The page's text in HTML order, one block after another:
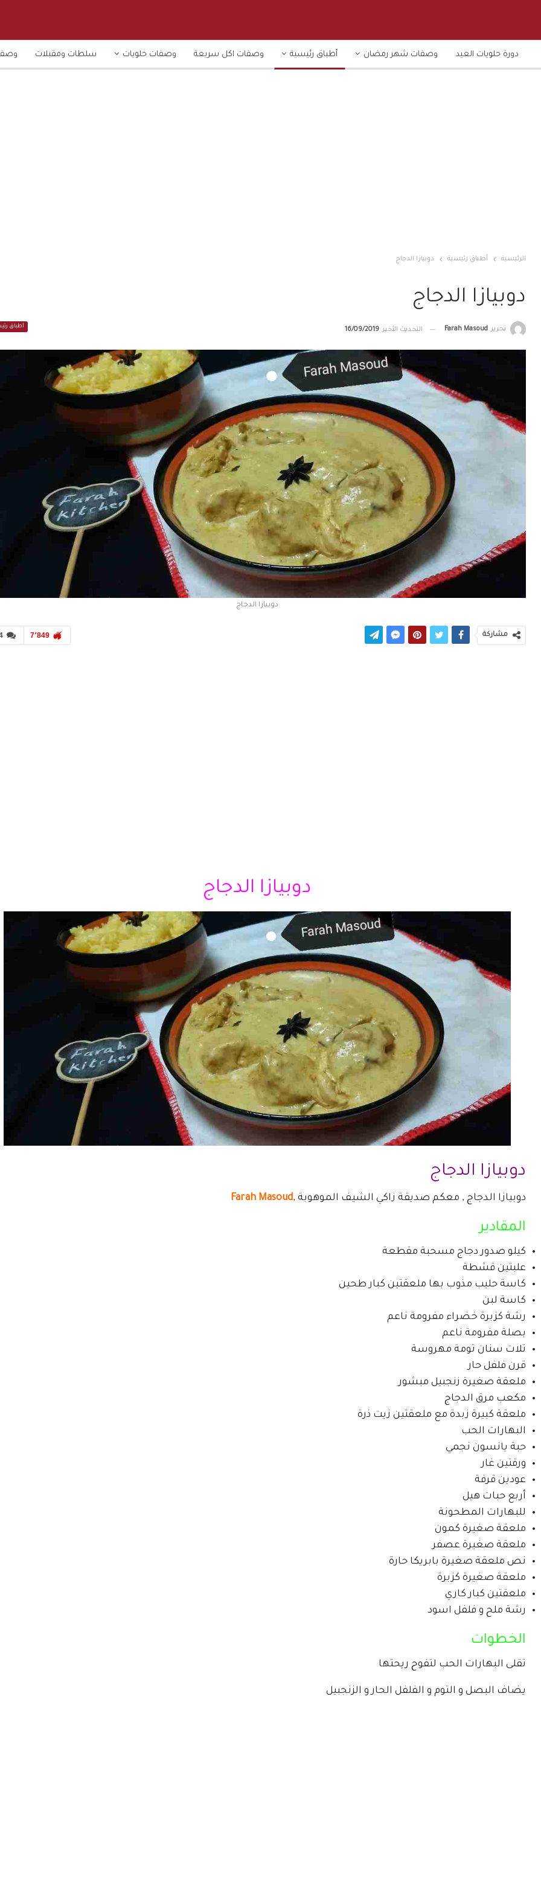
دورة حلويات العيد وصفات شهر رمضان أطباق رئيسية وصفات اكل سريعة وصفات حلويات سلطات ومقبلات
الرئيسية أطباق رئيسية دوبيازا الدجاج
دوبيازا الدجاج
أطباق تحرير Farah Masoud التحديث الأخير 16/09/2019
دوبيازا الدجاج
7٬849 مشاركة
دوبيازا الدجاج
دوبيازا الدجاج
دوبيازا الدجاج , معكم صديقة زاكي الشيف الموهوبة ,Farah Masoud
المقادير
كيلو صدور دجاج مسحبة مقطعة
علبتين قشطة
كاسة حليب مذوب بها ملعقتين كبار طحين
كاسة لبن
رشة كزبرة خضراء مفرومة ناعم
بصلة مفرومة ناعم
تلات سنان تومة مهروسة
قرن فلفل حار
ملعقة صغيرة زنجبيل مبشور
مكعب مرق الدجاج
ملعقة كبيرة زبدة مع ملعقتين زيت ذرة
البهارات الحب
حبة يانسون نجمي
ورقتين غار
عودين قرفة
أربع حبات هيل
للبهارات المطحونة
ملعقة صغيرة كمون
ملعقة صغيرة عصفر
نص ملعقة صغيرة بابريكا حارة
ملعقة صغيرة كزبرة
ملعقتين كبار كاري
رشة ملح و فلفل اسود
الخطوات
تقلى البهارات الحب لتفوح ريحتها
يضاف البصل و التوم و الفلفل الحار و الزنجبيل